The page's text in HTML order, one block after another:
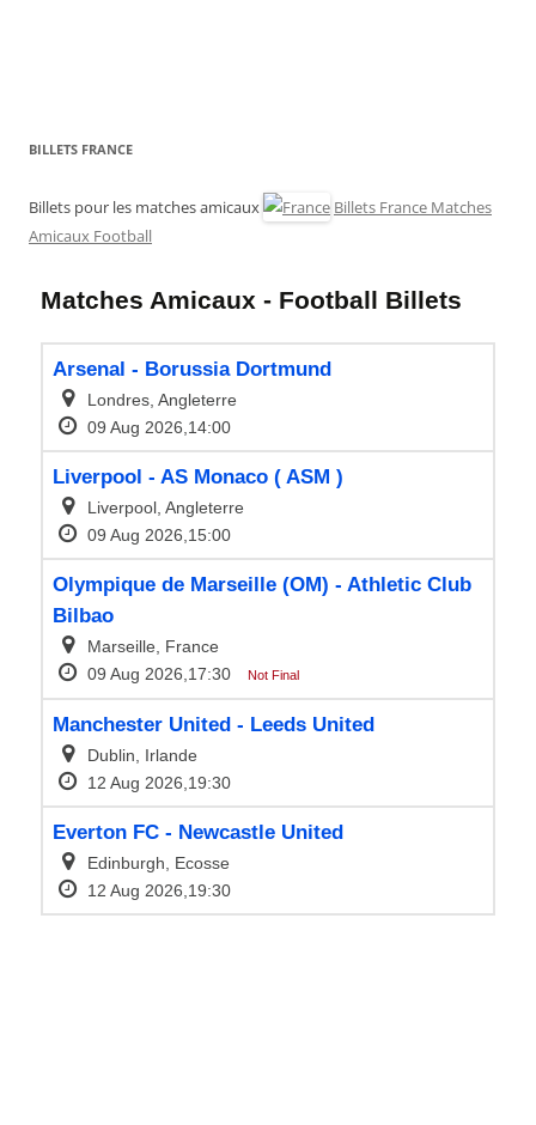
BILLETS FRANCE
Billets pour les matches amicaux
Billets France Matches
Amicaux Football